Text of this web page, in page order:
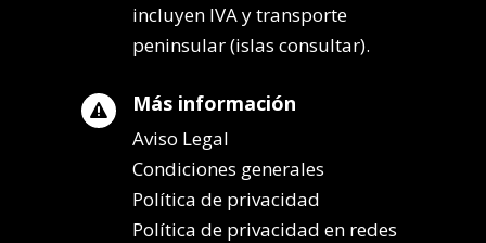
incluyen IVA y transporte
peninsular (islas consultar).
 Más información
Aviso Legal
Condiciones generales
Política de privacidad
Política de privacidad en redes